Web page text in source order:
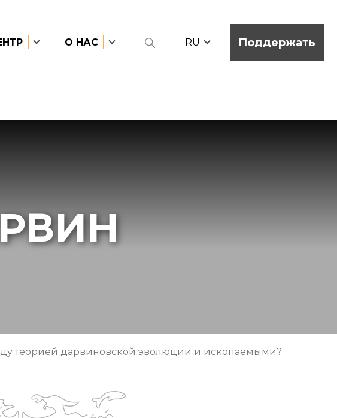
О НАС RU Поддержать
теорией дарвиновской эволюции и ископаемыми?